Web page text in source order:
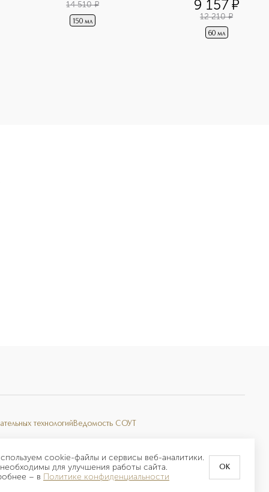
cookie-файлы и сервисы веб-аналитики.
для улучшения работы сайта.
– в Политике конфиденциальности
OK
14 510 ¤
150 мл
9 157¤
12 210 ¤
60 мл
технологий Ведомость СОУТ